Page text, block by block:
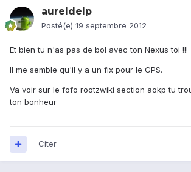
aureldelp
Posté(e) 19 septembre 2012
Et bien tu n'as pas de bol avec ton Nexus toi !!!
Il me semble qu'il y a un fix pour le GPS.
Va voir sur le fofo rootzwiki section aokp tu
ton bonheur
Citer